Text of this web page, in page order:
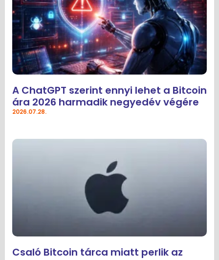
A ChatGPT szerint ennyi lehet a Bitcoin
ára 2026 harmadik negyedév végére
2026.07.28.
Csaló Bitcoin tárca miatt perlik az